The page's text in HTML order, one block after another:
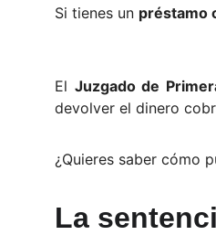
Si tienes un préstamo
El Juzgado de
devolver el dinero
¿Quieres saber cómo
La